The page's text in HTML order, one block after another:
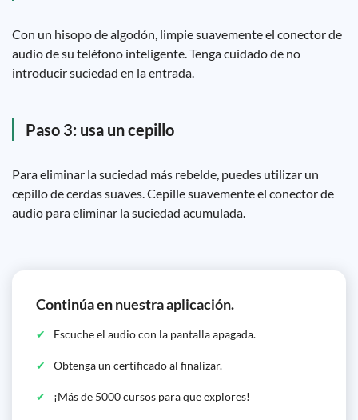
Con un hisopo de algodón, limpie suavemente el conector de
audio de su teléfono inteligente. Tenga cuidado de no
introducir suciedad en la entrada.
Paso 3: usa un cepillo
Para eliminar la suciedad más rebelde, puedes utilizar un
cepillo de cerdas suaves. Cepille suavemente el conector de
audio para eliminar la suciedad acumulada.
Continúa en nuestra aplicación.
Escuche el audio con la pantalla apagada.
Obtenga un certificado al finalizar.
¡Más de 5000 cursos para que explores!